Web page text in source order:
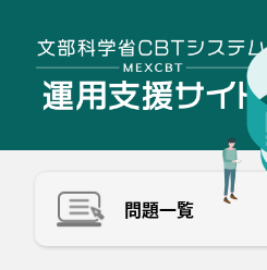
問題一覧